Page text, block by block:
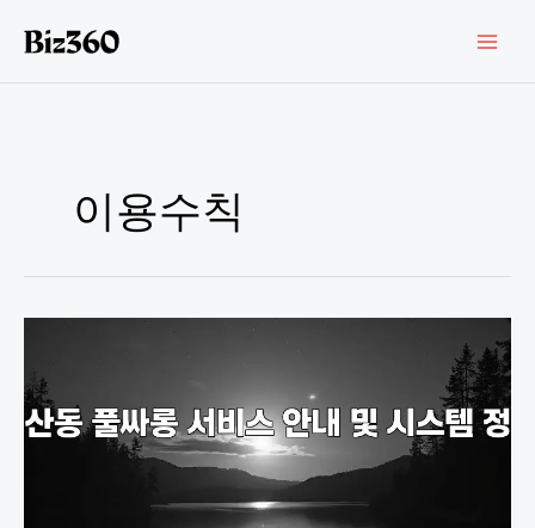
로
이용수칙